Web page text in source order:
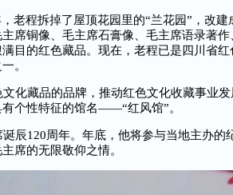
老程拆掉了屋顶花园里的“兰花园”，改建
席铜像、毛主席石膏像、毛主席语录著
目的红色藏品。现在，老程已是四川省
。
化藏品的品牌，推动红色文化收藏事业
个性特征的馆名——“红风馆”。
辰120周年。年底，他将参与当地主办的
席的无限敬仰之情。